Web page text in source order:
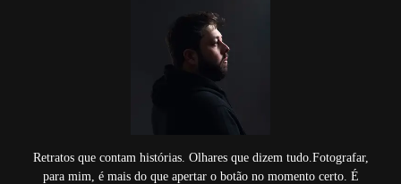
Retratos que contam histórias. Olhares que dizem tudo.Fotografar,
para mim, é mais do que apertar o botão no momento certo. É